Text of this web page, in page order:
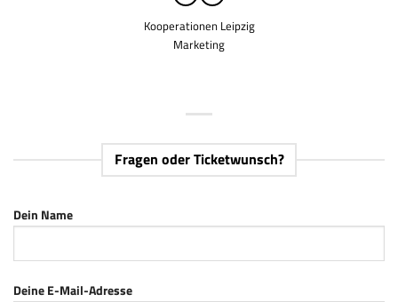
Kooperationen Leipzig
Marketing
Fragen oder Ticketwunsch?
Dein Name
Deine E-Mail-Adresse